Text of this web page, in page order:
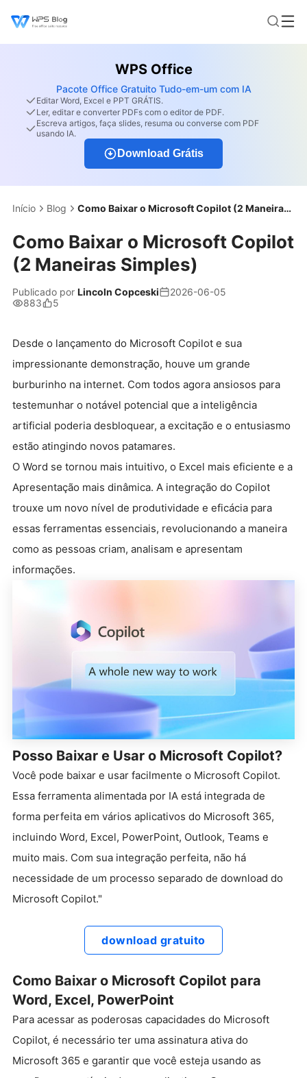
WPS Office
Pacote Office Gratuito Tudo-em-um com IA
Editar Word, Excel e PPT GRÁTIS.
Ler, editar e converter PDFs com o editor de PDF.
Escreva artigos, faça slides, resuma ou converse com PDF
usando IA.
Download Grátis
Início Blog Como Baixar o Microsoft Copilot (2 Maneiras Simples)
Como Baixar o Microsoft Copilot
(2 Maneiras Simples)
Publicado por Lincoln Copceski
2026-06-05
883
5
Desde o lançamento do Microsoft Copilot e sua
impressionante demonstração, houve um grande
burburinho na internet. Com todos agora ansiosos para
testemunhar o notável potencial que a inteligência
artificial poderia desbloquear, a excitação e o entusiasmo
estão atingindo novos patamares.
O Word se tornou mais intuitivo, o Excel mais eficiente e a
Apresentação mais dinâmica. A integração do Copilot
trouxe um novo nível de produtividade e eficácia para
essas ferramentas essenciais, revolucionando a maneira
como as pessoas criam, analisam e apresentam
informações.
Posso Baixar e Usar o Microsoft Copilot?
Você pode baixar e usar facilmente o Microsoft Copilot.
Essa ferramenta alimentada por IA está integrada de
forma perfeita em vários aplicativos do Microsoft 365,
incluindo Word, Excel, PowerPoint, Outlook, Teams e
muito mais. Com sua integração perfeita, não há
necessidade de um processo separado de download do
Microsoft Copilot."
download gratuito
Como Baixar o Microsoft Copilot para
Word, Excel, PowerPoint
Para acessar as poderosas capacidades do Microsoft
Copilot, é necessário ter uma assinatura ativa do
Microsoft 365 e garantir que você esteja usando as